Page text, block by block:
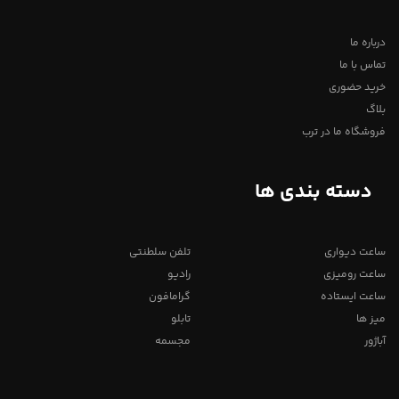
درباره ما
تماس با ما
خرید حضوری
بلاگ
فروشگاه ما در ترب
دسته بندی ها
ساعت دیواری
ساعت رومیزی
ساعت ایستاده
میز ها
آباژور
تلفن سلطنتی
رادیو
گرامافون
تابلو
مجسمه